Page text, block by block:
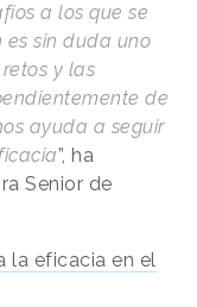
a los que se
sin duda uno
y las
de
ayuda a seguir
”, ha
Senior de
la eficacia en el